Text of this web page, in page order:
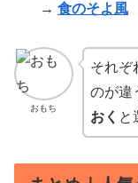
→食のそよ風
おもち
それぞ
のが違
おく と